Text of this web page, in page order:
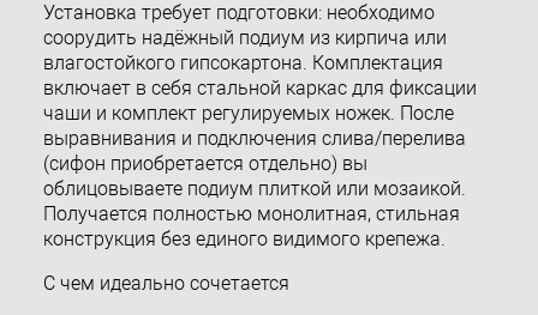
Установка требует подготовки: необходимо
соорудить надёжный подиум из кирпича или
влагостойкого гипсокартона. Комплектация
включает в себя стальной каркас для фиксации
чаши и комплект регулируемых ножек. После
выравнивания и подключения слива/перелива
(сифон приобретается отдельно) вы
облицовываете подиум плиткой или мозаикой.
Получается полностью монолитная, стильная
конструкция без единого видимого крепежа.
С чем идеально сочетается